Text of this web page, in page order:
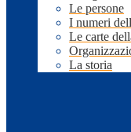
Le persone
I numeri
Le carte
La storia